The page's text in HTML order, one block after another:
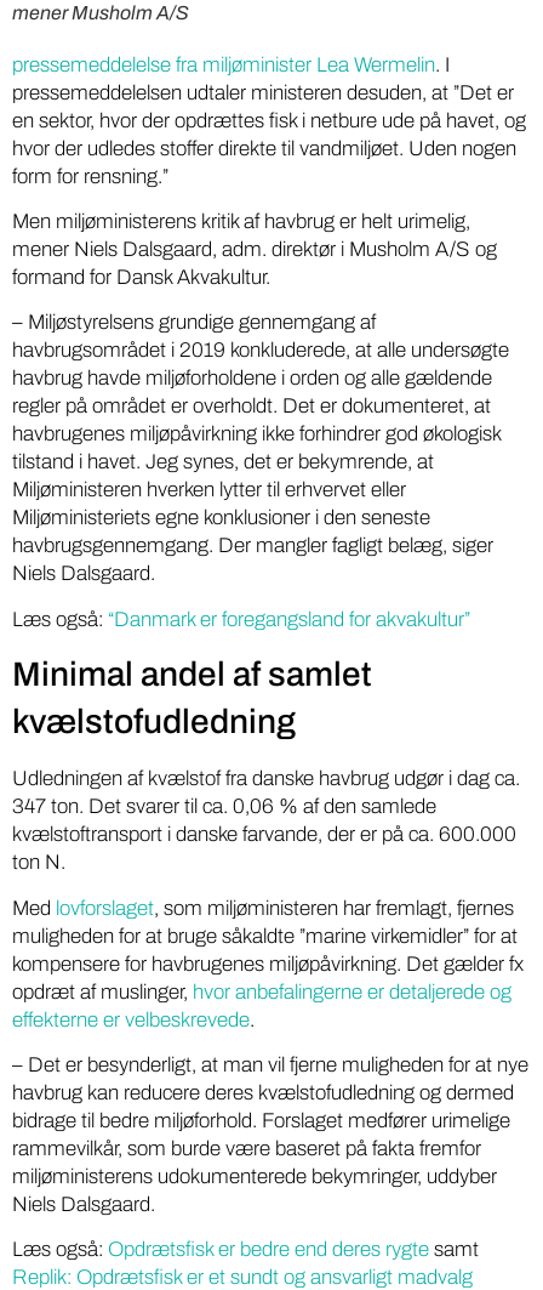
mener Musholm A/S
pressemeddelelse fra miljøminister Lea Wermelin. I
pressemeddelelsen udtaler ministeren desuden, at ”Det er
en sektor, hvor der opdrættes fisk i netbure ude på havet, og
hvor der udledes stoffer direkte til vandmiljøet. Uden nogen
form for rensning.”
Men miljøministerens kritik af havbrug er helt urimelig,
mener Niels Dalsgaard, adm. direktør i Musholm A/S og
formand for Dansk Akvakultur.
– Miljøstyrelsens grundige gennemgang af
havbrugsområdet i 2019 konkluderede, at alle undersøgte
havbrug havde miljøforholdene i orden og alle gældende
regler på området er overholdt. Det er dokumenteret, at
havbrugenes miljøpåvirkning ikke forhindrer god økologisk
tilstand i havet. Jeg synes, det er bekymrende, at
Miljøministeren hverken lytter til erhvervet eller
Miljøministeriets egne konklusioner i den seneste
havbrugsgennemgang. Der mangler fagligt belæg, siger
Niels Dalsgaard.
Læs også: “Danmark er foregangsland for akvakultur”
Minimal andel af samlet
kvælstofudledning
Udledningen af kvælstof fra danske havbrug udgør i dag ca.
347 ton. Det svarer til ca. 0,06 % af den samlede
kvælstoftransport i danske farvande, der er på ca. 600.000
ton N.
Med lovforslaget, som miljøministeren har fremlagt, fjernes
muligheden for at bruge såkaldte ”marine virkemidler” for at
kompensere for havbrugenes miljøpåvirkning. Det gælder fx
opdræt af muslinger, hvor anbefalingerne er detaljerede og
effekterne er velbeskrevede.
– Det er besynderligt, at man vil fjerne muligheden for at nye
havbrug kan reducere deres kvælstofudledning og dermed
bidrage til bedre miljøforhold. Forslaget medfører urimelige
rammevilkår, som burde være baseret på fakta fremfor
miljøministerens udokumenterede bekymringer, uddyber
Niels Dalsgaard.
Læs også: Opdrætsfisk er bedre end deres rygte samt
Replik: Opdrætsfisk er et sundt og ansvarligt madvalg